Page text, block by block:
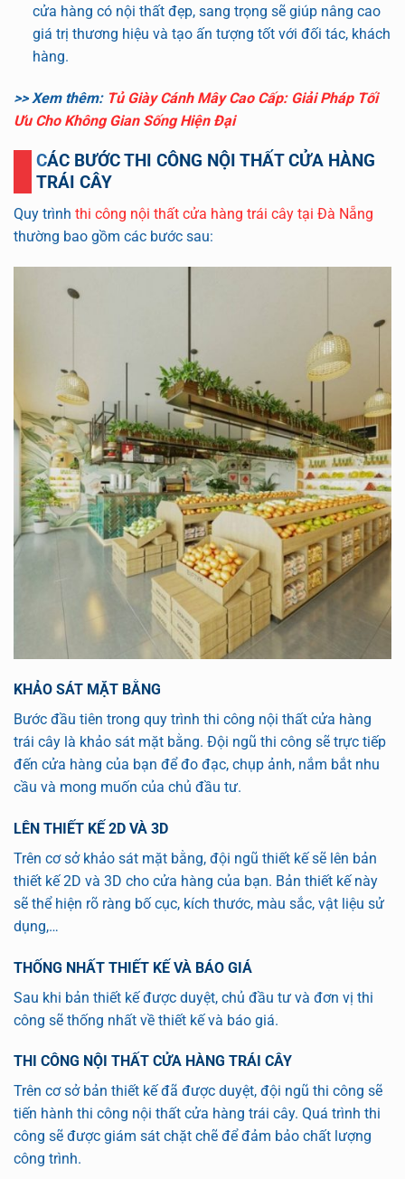
cửa hàng có nội thất đẹp, sang trọng sẽ giúp nâng cao
giá trị thương hiệu và tạo ấn tượng tốt với đối tác, khách
hàng.
>> Xem thêm: Tủ Giày Cánh Mây Cao Cấp: Giải Pháp Tối
Ưu Cho Không Gian Sống Hiện Đại
CÁC BƯỚC THI CÔNG NỘI THẤT CỬA HÀNG
TRÁI CÂY
Quy trình thi công nội thất cửa hàng trái cây tại Đà Nẵng
thường bao gồm các bước sau:
KHẢO SÁT MẶT BẰNG
Bước đầu tiên trong quy trình thi công nội thất cửa hàng
trái cây là khảo sát mặt bằng. Đội ngũ thi công sẽ trực tiếp
đến cửa hàng của bạn để đo đạc, chụp ảnh, nắm bắt nhu
cầu và mong muốn của chủ đầu tư.
LÊN THIẾT KẾ 2D VÀ 3D
Trên cơ sở khảo sát mặt bằng, đội ngũ thiết kế sẽ lên bản
thiết kế 2D và 3D cho cửa hàng của bạn. Bản thiết kế này
sẽ thể hiện rõ ràng bố cục, kích thước, màu sắc, vật liệu sử
dụng,…
THỐNG NHẤT THIẾT KẾ VÀ BÁO GIÁ
Sau khi bản thiết kế được duyệt, chủ đầu tư và đơn vị thi
công sẽ thống nhất về thiết kế và báo giá.
THI CÔNG NỘI THẤT CỬA HÀNG TRÁI CÂY
Trên cơ sở bản thiết kế đã được duyệt, đội ngũ thi công sẽ
tiến hành thi công nội thất cửa hàng trái cây. Quá trình thi
công sẽ được giám sát chặt chẽ để đảm bảo chất lượng
công trình.